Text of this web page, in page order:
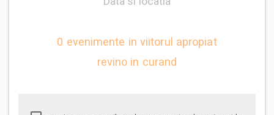
0 evenimente in viitorul apropiat
revino in curand